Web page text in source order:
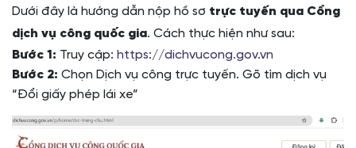
Dưới đây là hướng dẫn nộp hồ sơ trực tuyến qua Cổng
dịch vụ công quốc gia. Cách thực hiện như sau:
Bước 1: Truy cập: https://dichvucong.gov.vn
Bước 2: Chọn Dịch vụ công trực tuyến. Gõ tìm dịch vụ
“Đổi giấy phép lái xe”